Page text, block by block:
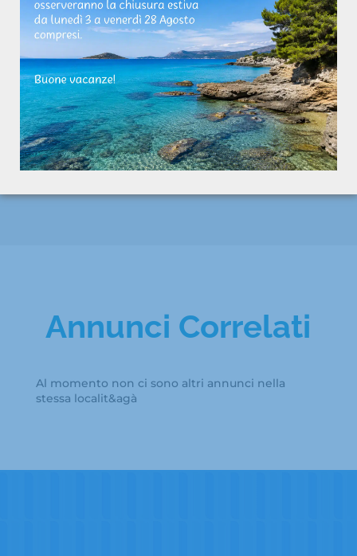
Condizionatore SI
Efficienza
Riscaldamento Pompa calore
Annunci Correlati
Al momento non ci sono altri annunci nella
stessa localit&agà